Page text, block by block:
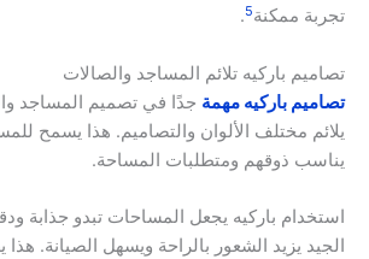
تجربة ممكنة5
.
تصاميم باركيه تلائم المساجد والصالات
تصاميم باركيه مهمة جدًا في تصميم المساجد
يلائم مختلف الألوان والتصاميم. هذا يسمح
يناسب ذوقهم ومتطلبات المساحة.
استخدام باركيه يجعل المساحات تبدو جذابة
الجيد يزيد الشعور بالراحة ويسهل الصيانة.